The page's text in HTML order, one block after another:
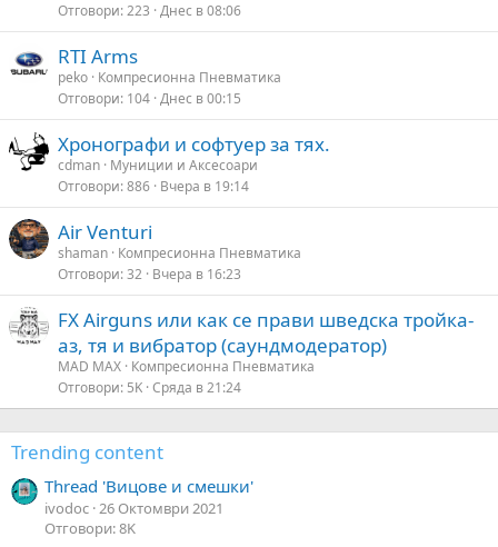
Отговори 223 Днес в 08:06
RTI Arms
peko Компресионна Пневматика
Отговори 104 Днес в 00:15
Хронографи и софтуер за тях.
cdman Муниции и Аксесоари
Отговори 886 Вчера в 19:14
Air Venturi
shaman Компресионна Пневматика
Отговори 32 Вчера в 16:23
FX Airguns или как се прави шведска тройка-
аз, тя и вибратор (саундмодератор)
MAD MAX Компресионна Пневматика
Отговори 5K Сряда в 21:24
Trending content
Thread 'Вицове и смешки'
ivodoc 26 Октомври 2021
Отговори: 8K